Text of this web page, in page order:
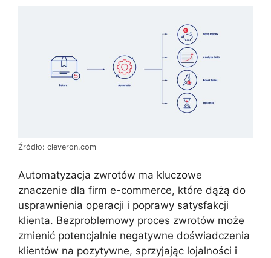
Źródło: cleveron.com
Automatyzacja zwrotów ma kluczowe
znaczenie dla firm e-commerce, które dążą do
usprawnienia operacji i poprawy satysfakcji
klienta. Bezproblemowy proces zwrotów może
zmienić potencjalnie negatywne doświadczenia
klientów na pozytywne, sprzyjając lojalności i